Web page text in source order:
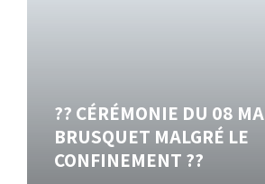
?? CÉRÉMONIE DU 08
BRUSQUET MALGRÉ LE
CONFINEMENT ??